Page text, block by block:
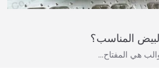
المناسب؟
هي المفتاح…